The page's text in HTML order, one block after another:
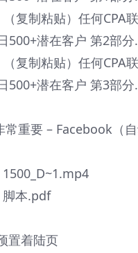
制粘贴）任何CPA联
500+潜在客户 第2部
制粘贴）任何CPA联
500+潜在客户 第3部
要 – Facebook（自
.pdf
着陆页